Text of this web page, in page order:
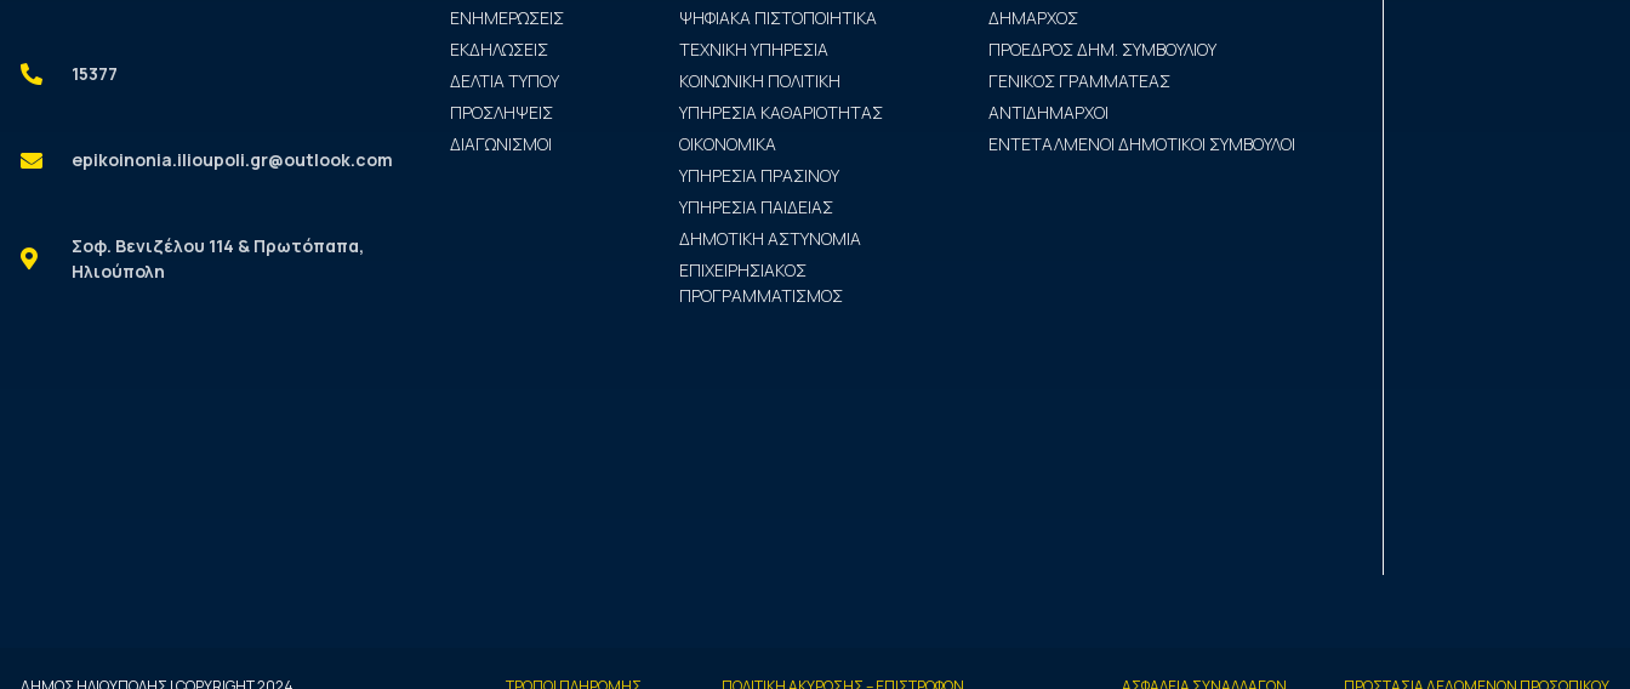
15377
epikoinonia.ilioupoli.gr@outlook.com
Σοφ. Βενιζέλου 114 & Πρωτόπαπα,
Ηλιούπολη
ΕΝΗΜΕΡΩΣΕΙΣ
ΕΚΔΗΛΩΣΕΙΣ
ΔΕΛΤΙΑ ΤΥΠΟΥ
ΠΡΟΣΛΗΨΕΙΣ
ΔΙΑΓΩΝΙΣΜΟΙ
ΨΗΦΙΑΚΑ ΠΙΣΤΟΠΟΙΗΤΙΚΑ
ΤΕΧΝΙΚΗ ΥΠΗΡΕΣΙΑ
ΚΟΙΝΩΝΙΚΗ ΠΟΛΙΤΙΚΗ
ΥΠΗΡΕΣΙΑ ΚΑΘΑΡΙΟΤΗΤΑΣ
ΟΙΚΟΝΟΜΙΚΑ
ΥΠΗΡΕΣΙΑ ΠΡΑΣΙΝΟΥ
ΥΠΗΡΕΣΙΑ ΠΑΙΔΕΙΑΣ
ΔΗΜΟΤΙΚΗ ΑΣΤΥΝΟΜΙΑ
ΕΠΙΧΕΙΡΗΣΙΑΚΟΣ
ΠΡΟΓΡΑΜΜΑΤΙΣΜΟΣ
ΔΗΜΑΡΧΟΣ
ΠΡΟΕΔΡΟΣ ΔΗΜ. ΣΥΜΒΟΥΛΙΟΥ
ΓΕΝΙΚΟΣ ΓΡΑΜΜΑΤΕΑΣ
ΑΝΤΙΔΗΜΑΡΧΟΙ
ΕΝΤΕΤΑΛΜΕΝΟΙ ΔΗΜΟΤΙΚΟΙ ΣΥΜΒΟΥΛΟΙ